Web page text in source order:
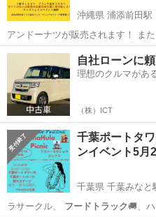
沖縄県 浦添前田駅
アンドーナツが販売されます！ また
ーが主催しており、…
沖縄 中頭郡 浦添前田駅
自社ローンに
理想のクルマがあ
（株）ICT
千葉ポートタ
ンイベント5月
千葉県 千葉みなと
ラサークル、 フードトラック🚚、